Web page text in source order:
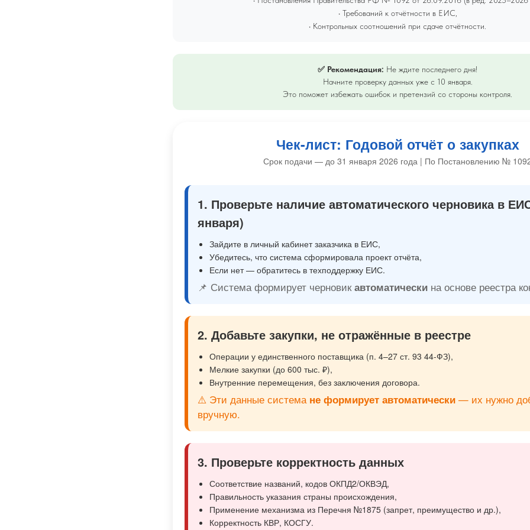
• Требований к отчётности в ЕИС,
• Контрольных соотношений при сдаче отчётности.
✅ Рекомендация: Не ждите последнего дня!
Начните проверку данных уже с 10 января.
Это поможет избежать ошибок и претензий со стороны контроля.
Чек-лист: Годовой отчёт о закупках
Срок подачи — до 31 января 2026 года | По Постановлению №
1. Проверьте наличие автоматического черновика в
января)
Зайдите в личный кабинет заказчика в ЕИС,
Убедитесь, что система сформировала проект отчёта,
Если нет — обратитесь в техподдержку ЕИС.
📌 Система формирует черновикавтоматически на основе реестра
2. Добавьте закупки, не отражённые в реестре
Операции у единственного поставщика (п. 4–27 ст. 93 44-ФЗ),
Мелкие закупки (до 600 тыс. ₽),
Внутренние перемещения, без заключения договора.
⚠️ Эти данные система не формирует автоматически — их нужно
вручную.
3. Проверьте корректность данных
Соответствие названий, кодов ОКПД2/ОКВЭД,
Правильность указания страны происхождения,
Применение механизма из Перечня №1875 (запрет, преимущество и др.),
Корректность КВР, КОСГУ.